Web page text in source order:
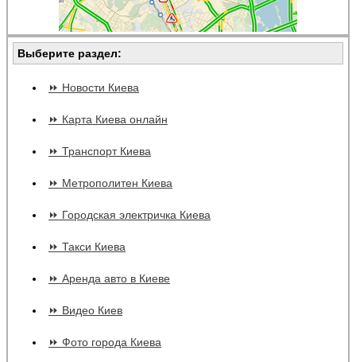
Выберите раздел:
⏩ Новости Киева
⏩ Карта Киева онлайн
⏩ Транспорт Киева
⏩ Метрополитен Киева
⏩ Городская электричка Киева
⏩ Такси Киева
⏩ Аренда авто в Киеве
⏩ Видео Киев
⏩ Фото города Киева